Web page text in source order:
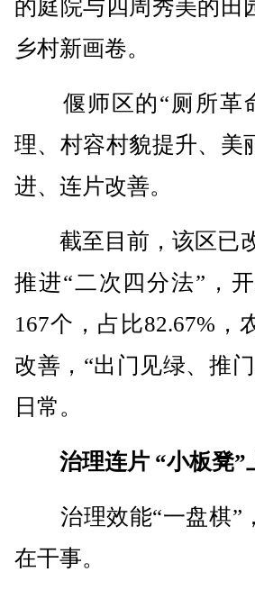
的庭院与四周秀美的田
乡村新画卷。
偃师区的“厕所革
理、村容村貌提升、美
进、连片改善。
截至目前，该区已改
推进“二次四分法”，
167个，占比82.67%，
改善，“出门见绿、推
日常。
治理连片 “小板凳”
治理效能“一盘棋”
在干事。